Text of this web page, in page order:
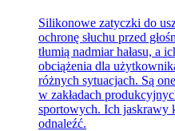
Silikonowe zatyczki do
ochronę słuchu przed
tłumią nadmiar hałasu, a
obciążenia dla
różnych sytuacjach. Są
w zakładach
sportowych. Ich jaskrawy
odnaleźć.